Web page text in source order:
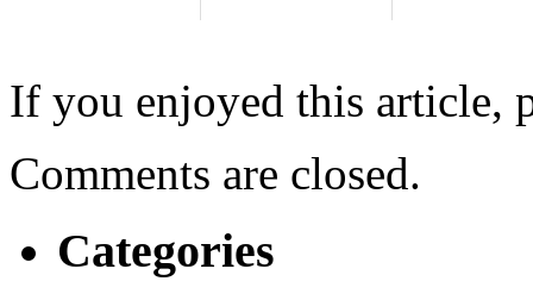
If you enjoyed this article,
Comments are closed.
Categories